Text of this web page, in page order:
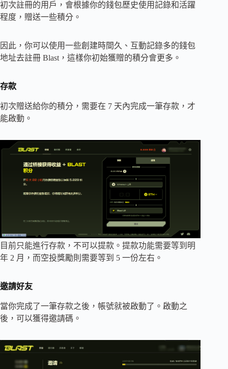
初次註冊的用戶，會根據你的錢包歷史使用記錄和活躍
程度，贈送一些積分。
因此，你可以使用一些創建時間久、互動記錄多的錢包
地址去註冊 Blast，這樣你初始獲贈的積分會更多。
存款
初次贈送給你的積分，需要在 7 天內完成一筆存款，才
能啟動。
目前只能進行存款，不可以提款。提款功能需要等到明
年 2 月，而空投獎勵則需要等到 5 一份左右。
邀請好友
當你完成了一筆存款之後，帳號就被啟動了。啟動之
後，可以獲得邀請碼。